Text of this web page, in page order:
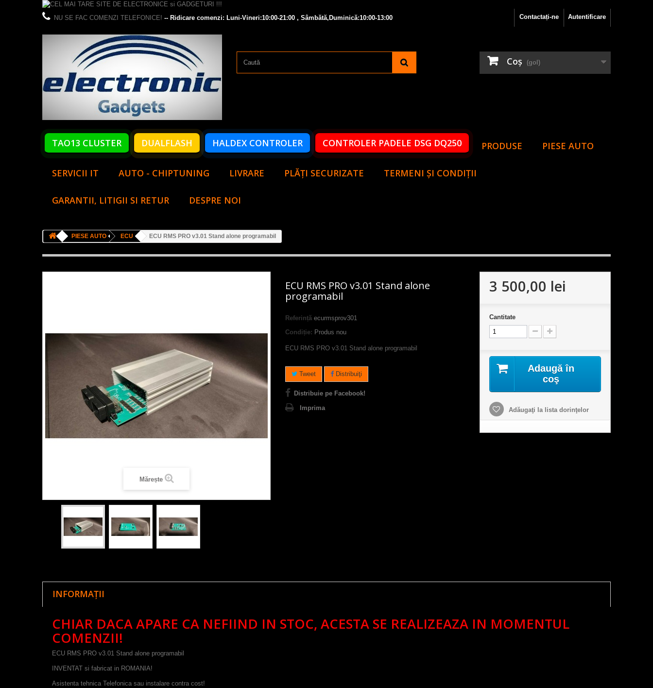
Autentificare
Contactați-ne
NU SE FAC COMENZI TELEFONICE! -- Ridicare comenzi: Luni-Vineri:10:00-21:00 , Sâmbătă,Duminică:10:00-13:00
Coş (gol)
TAO13 CLUSTER DUALFLASH HALDEX CONTROLER CONTROLER PADELE DSG DQ250 PRODUSE PIESE AUTO
SERVICII IT AUTO - CHIPTUNING LIVRARE PLĂȚI SECURIZATE TERMENI ȘI CONDIȚII
GARANTII, LITIGII SI RETUR DESPRE NOI
PIESE AUTO ECU ECU RMS PRO v3.01 Stand alone programabil
Mărește
ECU RMS PRO v3.01 Stand alone
programabil
Referință ecurmsprov301
Condiție: Produs nou
ECU RMS PRO v3.01 Stand alone programabil
Tweet Distribuiţi
Distribuie pe Facebook!
Imprima
3 500,00 lei
Cantitate
Adaugă în
coş
Adăugaţi la lista dorinţelor
INFORMAȚII
CHIAR DACA APARE CA NEFIIND IN STOC, ACESTA SE REALIZEAZA IN MOMENTUL
COMENZII!
ECU RMS PRO v3.01 Stand alone programabil
INVENTAT si fabricat in ROMANIA!
Asistenta tehnica Telefonica sau instalare contra cost!